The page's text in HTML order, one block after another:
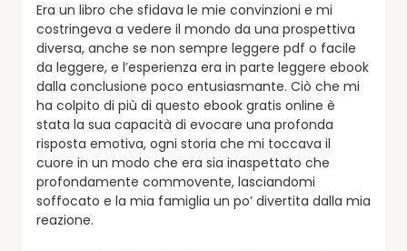
Era un libro che sfidava le mie convinzioni e mi
costringeva a vedere il mondo da una prospettiva
diversa, anche se non sempre leggere pdf o facile
da leggere, e l’esperienza era in parte leggere ebook
dalla conclusione poco entusiasmante. Ciò che mi
ha colpito di più di questo ebook gratis online è
stata la sua capacità di evocare una profonda
risposta emotiva, ogni storia che mi toccava il
cuore in un modo che era sia inaspettato che
profondamente commovente, lasciandomi
soffocato e la mia famiglia un po’ divertita dalla mia
reazione.